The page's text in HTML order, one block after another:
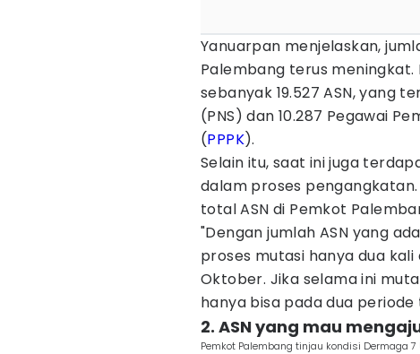
Yanuarpan menjelaskan,
Palembang terus
sebanyak 19.527 ASN, yang
(PNS) dan 10.287 Pegawai
(PPPK).
Selain itu, saat ini juga
dalam proses
total ASN di Pemkot
"Dengan jumlah ASN yang
proses mutasi hanya dua
Oktober. Jika selama ini
hanya bisa pada dua periode
2. ASN yang mau
Pemkot Palembang tinjau kondisi Dermaga